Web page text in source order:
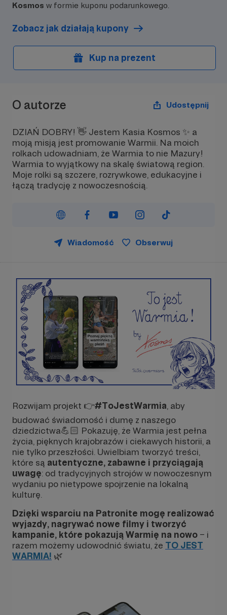
Kosmos w formie kuponu podarunkowego.
Zobacz jak działają kupony
Kup na prezent
O autorze Udostępnij
DZIAŃ DOBRY! 👋 Jestem Kasia Kosmos ✨ a
moją misją jest promowanie Warmii. Na moich
rolkach udowadniam, że Warmia to nie Mazury!
Warmia to wyjątkowy na skalę światową region.
Moje rolki są szczere, rozrywkowe, edukacyjne i
łączą tradycję z nowoczesnością.
Wiadomość Obserwuj
Rozwijam projekt 👉#ToJestWarmia , aby
budować świadomość i dumę z naszego
dziedzictwa💪🏻 Pokazuję, że Warmia jest pełna
życia, pięknych krajobrazów i ciekawych historii, a
nie tylko przeszłości. Uwielbiam tworzyć treści,
które są autentyczne, zabawne i przyciągają
uwagę: od tradycyjnych strojów w nowoczesnym
wydaniu po nietypowe spojrzenie na lokalną
kulturę.
Dzięki wsparciu na Patronite mogę realizować
wyjazdy, nagrywać nowe filmy i tworzyć
kampanie, które pokazują Warmię na nowo – i
razem możemy udowodnić światu, że TO JEST
WARMIA! 🌿